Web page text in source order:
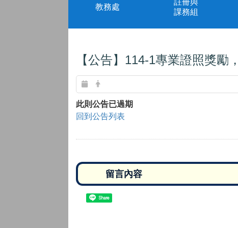
教務處
課務組
【公告】114-1專業證照獎勵
此則公告已過期
回到公告列表
Share